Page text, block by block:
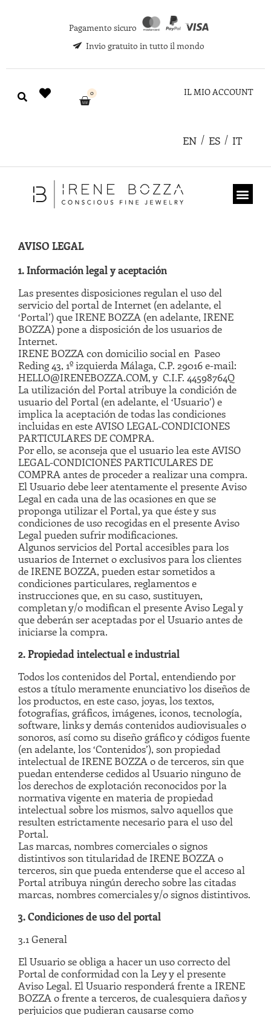
Pagamento sicuro
Invio gratuito in tutto il mondo
0 IL MIO ACCOUNT
EN ES IT
AVISO LEGAL
1. Información legal y aceptación
Las presentes disposiciones regulan el uso del
servicio del portal de Internet (en adelante, el
‘Portal’) que IRENE BOZZA (en adelante, IRENE
BOZZA) pone a disposición de los usuarios de
Internet.
IRENE BOZZA con domicilio social en Paseo
Reding 43, 1º izquierda Málaga, C.P. 29016 e-mail:
HELLO@IRENEBOZZA.COM, y C.I.F. 44598764Q
La utilización del Portal atribuye la condición de
usuario del Portal (en adelante, el ‘Usuario’) e
implica la aceptación de todas las condiciones
incluidas en este AVISO LEGAL-CONDICIONES
PARTICULARES DE COMPRA.
Por ello, se aconseja que el usuario lea este AVISO
LEGAL-CONDICIONES PARTICULARES DE
COMPRA antes de proceder a realizar una compra.
El Usuario debe leer atentamente el presente Aviso
Legal en cada una de las ocasiones en que se
proponga utilizar el Portal, ya que éste y sus
condiciones de uso recogidas en el presente Aviso
Legal pueden sufrir modificaciones.
Algunos servicios del Portal accesibles para los
usuarios de Internet o exclusivos para los clientes
de IRENE BOZZA, pueden estar sometidos a
condiciones particulares, reglamentos e
instrucciones que, en su caso, sustituyen,
completan y/o modifican el presente Aviso Legal y
que deberán ser aceptadas por el Usuario antes de
iniciarse la compra.
2. Propiedad intelectual e industrial
Todos los contenidos del Portal, entendiendo por
estos a título meramente enunciativo los diseños de
los productos, en este caso, joyas, los textos,
fotografías, gráficos, imágenes, iconos, tecnología,
software, links y demás contenidos audiovisuales o
sonoros, así como su diseño gráfico y códigos fuente
(en adelante, los ‘Contenidos’), son propiedad
intelectual de IRENE BOZZA o de terceros, sin que
puedan entenderse cedidos al Usuario ninguno de
los derechos de explotación reconocidos por la
normativa vigente en materia de propiedad
intelectual sobre los mismos, salvo aquellos que
resulten estrictamente necesario para el uso del
Portal.
Las marcas, nombres comerciales o signos
distintivos son titularidad de IRENE BOZZA o
terceros, sin que pueda entenderse que el acceso al
Portal atribuya ningún derecho sobre las citadas
marcas, nombres comerciales y/o signos distintivos.
3. Condiciones de uso del portal
3.1 General
El Usuario se obliga a hacer un uso correcto del
Portal de conformidad con la Ley y el presente
Aviso Legal. El Usuario responderá frente a IRENE
BOZZA o frente a terceros, de cualesquiera daños y
perjuicios que pudieran causarse como